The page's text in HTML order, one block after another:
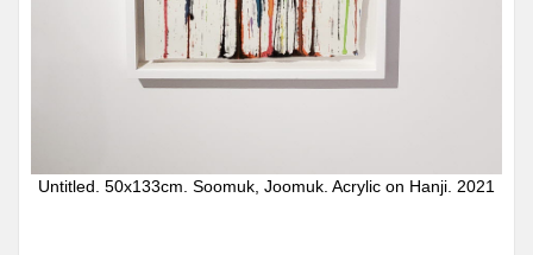
Untitled. 50x133cm. Soomuk, Joomuk. Acrylic on Hanji. 2021